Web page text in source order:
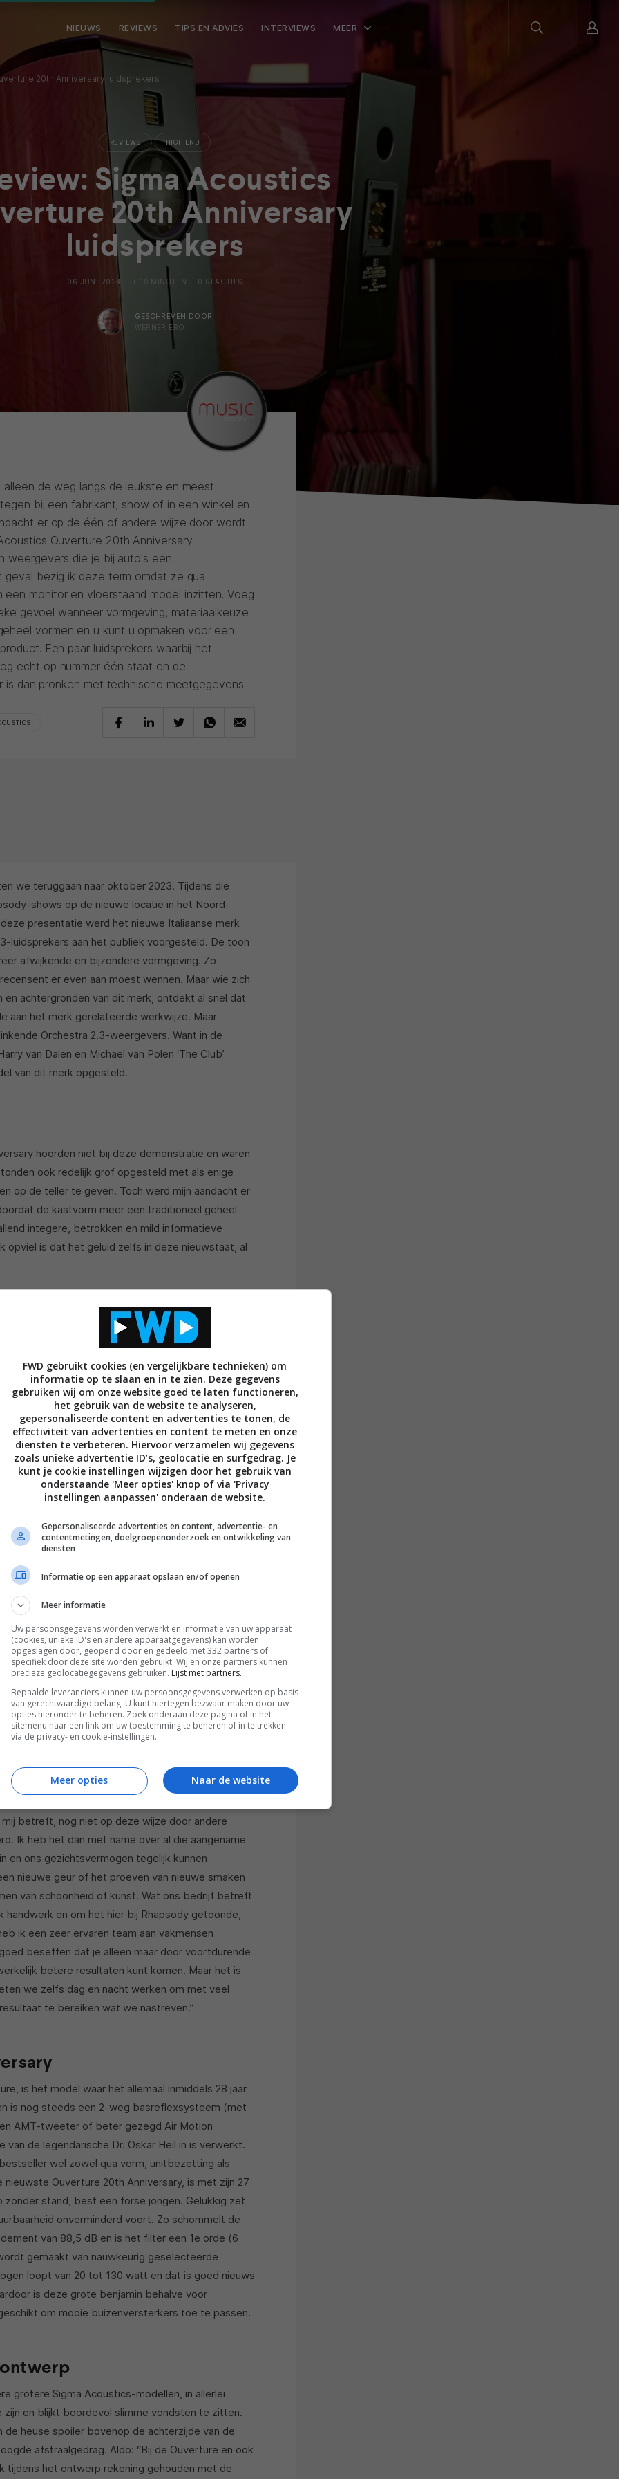
NIEUWS REVIEWS TIPS EN ADVIES INTERVIEWS MEER
20th Anniversary luidsprekers
REVIEWS HIGH END
Sigma Acoustics
20th Anniversary
luidsprekers
06 JUNI 2024 + 10 MINUTEN 0 REACTIES
GESCHREVEN DOOR
WERNER ERO
de weg langs de leukste en meest
bij een fabrikant, show of in een winkel en
er op de één of andere wijze door wordt
Ouverture 20th Anniversary
weergevers die je bij auto's een
geval bezig ik deze term omdat ze qua
monitor en vloerstaand model inzitten. Voeg
gevoel wanneer vormgeving, materiaalkeuze
vormen en u kunt u opmaken voor een
Een paar luidsprekers waarbij het
echt op nummer één staat en de
is dan pronken met technische meetgegevens.
we teruggaan naar oktober 2023. Tijdens die
shows op de nieuwe locatie in het Noord-
presentatie werd het nieuwe Italiaanse merk
luidsprekers aan het publiek voorgesteld. De toon
afwijkende en bijzondere vormgeving. Zo
er even aan moest wennen. Maar wie zich
achtergronden van dit merk, ontdekt al snel dat
aan het merk gerelateerde werkwijze. Maar
Orchestra 2.3-weergevers. Want in de
van Dalen en Michael van Polen ‘The Club’
van dit merk opgesteld.
hoorden niet bij deze demonstratie en waren
ook redelijk grof opgesteld met als enige
op de teller te geven. Toch werd mijn aandacht er
de kastvorm meer een traditioneel geheel
integere, betrokken en mild informatieve
opviel is dat het geluid zelfs in deze nieuwstaat, al
Aldo Zaninello aanwezig was, de 57e-jarige
gelegenheid om eens wat meer over dit
onbekende merk te weten te komen. Aldo:
dat componenten produceert voor state-of-the-
en distribueert naast een aantal andere
geïntroduceerde Sigma Acoustics-
klein ambachtelijk bedrijf dat unieke items
wijze om de emoties die onze zintuigen zo sterk
goede luidsprekers. Deze moesten een pallet
betreft, nog niet op deze wijze door andere
Ik heb het dan met name over al die aangename
en ons gezichtsvermogen tegelijk kunnen
nieuwe geur of het proeven van nieuwe smaken
van schoonheid of kunst. Wat ons bedrijf betreft
handwerk en om het hier bij Rhapsody getoonde,
ik een zeer ervaren team aan vakmensen
beseffen dat je alleen maar door voortdurende
betere resultaten kunt komen. Maar het is
we zelfs dag en nacht werken om met veel
te bereiken wat we nastreven.”
is het model waar het allemaal inmiddels 28 jaar
is nog steeds een 2-weg basreflexsysteem (met
AMT-tweeter of beter gezegd Air Motion
de legendarische Dr. Oskar Heil in is verwerkt.
wel zowel qua vorm, unitbezetting als
Ouverture 20th Anniversary, is met zijn 27
stand, best een forse jongen. Gelukkig zet
onverminderd voort. Zo schommelt de
van 88,5 dB en is het filter een 1e orde (6
gemaakt van nauwkeurig geselecteerde
loopt van 20 tot 130 watt en dat is goed nieuws
is deze grote benjamin behalve voor
om mooie buizenversterkers toe te passen.
grotere Sigma Acoustics-modellen, in allerlei
en blijkt boordevol slimme vondsten te zitten.
heuse spoiler bovenop de achterzijde van de
afstraalgedrag. Aldo: “Bij de Ouverture en ook
tijdens het ontwerp rekening gehouden met de
FWD gebruikt cookies (en vergelijkbare technieken) om
informatie op te slaan en in te zien. Deze gegevens
gebruiken wij om onze website goed te laten functioneren,
het gebruik van de website te analyseren,
gepersonaliseerde content en advertenties te tonen, de
effectiviteit van advertenties en content te meten en onze
diensten te verbeteren. Hiervoor verzamelen wij gegevens
zoals unieke advertentie ID’s, geolocatie en surfgedrag. Je
kunt je cookie instellingen wijzigen door het gebruik van
onderstaande 'Meer opties' knop of via 'Privacy
instellingen aanpassen' onderaan de website.
Gepersonaliseerde advertenties en content, advertentie- en
contentmetingen, doelgroepenonderzoek en ontwikkeling van
diensten
Informatie op een apparaat opslaan en/of openen
Meer informatie
Uw persoonsgegevens worden verwerkt en informatie van uw apparaat
(cookies, unieke ID's en andere apparaatgegevens) kan worden
opgeslagen door, geopend door en gedeeld met 332 partners of
specifiek door deze site worden gebruikt. Wij en onze partners kunnen
precieze geolocatiegegevens gebruiken. Lijst met partners.
Bepaalde leveranciers kunnen uw persoonsgegevens verwerken op basis
van gerechtvaardigd belang. U kunt hiertegen bezwaar maken door uw
opties hieronder te beheren. Zoek onderaan deze pagina of in het
sitemenu naar een link om uw toestemming te beheren of in te trekken
via de privacy- en cookie-instellingen.
Naar de website
Meer opties